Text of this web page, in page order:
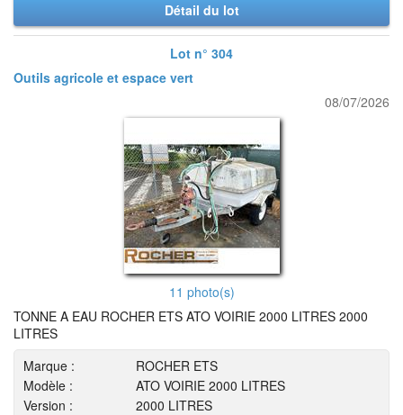
Détail du lot
Lot n° 304
Outils agricole et espace vert
08/07/2026
11 photo(s)
TONNE A EAU ROCHER ETS ATO VOIRIE 2000 LITRES 2000
LITRES
Marque :
ROCHER ETS
Modèle :
ATO VOIRIE 2000 LITRES
Version :
2000 LITRES